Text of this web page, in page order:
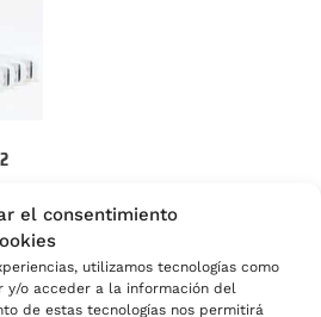
el consentimiento
utilizamos tecnologías como
y/o acceder a la información del
de estas tecnologías nos permitirá